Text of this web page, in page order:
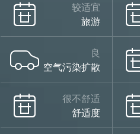
较适宜
旅游
良
空气污染扩散
很不舒适
舒适度